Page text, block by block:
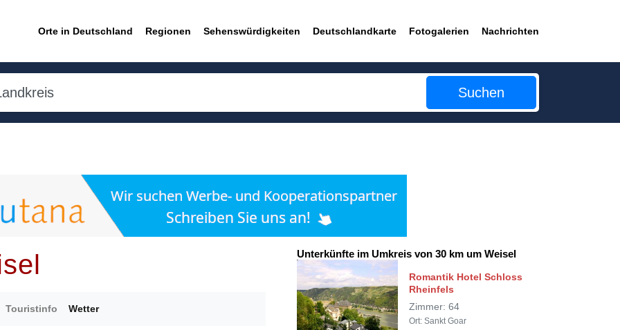
Orte in Deutschland Regionen Sehenswürdigkeiten Deutschlandkarte Fotogalerien Nachrichten
Suchen
Touristinfo Wetter
Unterkünfte im Umkreis von 30 km um Weisel
Romantik Hotel Schloss
Rheinfels
Zimmer: 64
Ort: Sankt Goar